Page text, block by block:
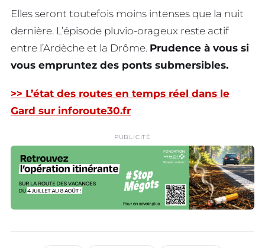
Elles seront toutefois moins intenses que la nuit
dernière. L’épisode pluvio-orageux reste actif
entre l’Ardèche et la Drôme. Prudence à vous si
vous empruntez des ponts submersibles.
>> L’état des routes en temps réel dans le
Gard sur inforoute30.fr
PUBLICITÉ